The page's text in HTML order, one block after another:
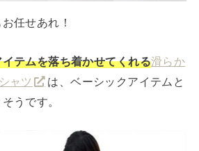
任せあれ！
テムを落ち着かせてくれる滑らか
ャツ
は、ベーシックアイテムと
うです。